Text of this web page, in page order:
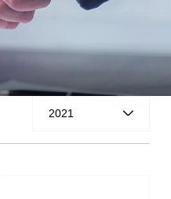
2021